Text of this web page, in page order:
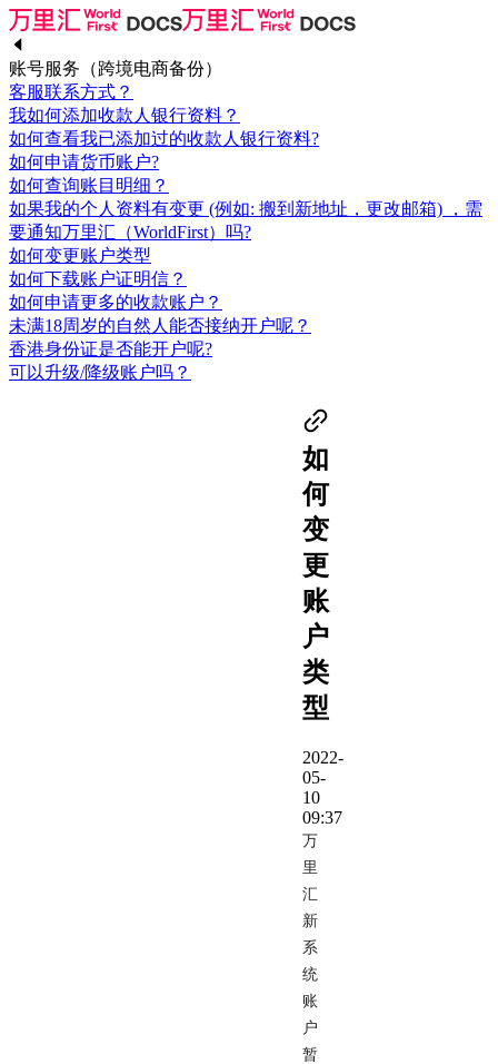
账号服务（跨境电商备份）
客服联系方式？
我如何添加收款人银行资料？
如何查看我已添加过的收款人银行资料?
如何申请货币账户?
如何查询账目明细？
如果我的个人资料有变更 (例如: 搬到新地址，更改邮箱) ，需
要通知万里汇（WorldFirst）吗?
如何变更账户类型
如何下载账户证明信？
如何申请更多的收款账户？
未满18周岁的自然人能否接纳开户呢？
香港身份证是否能开户呢?
可以升级/降级账户吗？
如
何
变
更
账
户
类
型
2022-
05-
10
09:37
万
里
汇
新
系
统
账
户
暂